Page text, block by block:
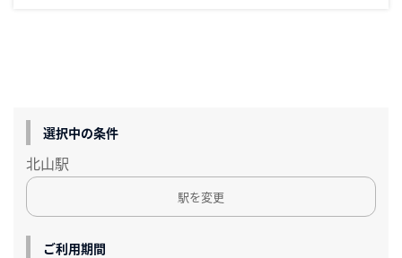
選択中の条件
北山駅
駅を変更
ご利用期間